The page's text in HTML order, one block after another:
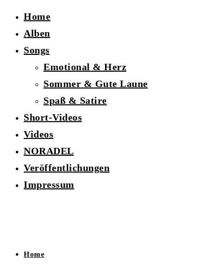
Home
Alben
Songs
Emotional & Herz
Sommer & Gute Laune
Spaß & Satire
Short-Videos
Videos
NORADEL
Veröffentlichungen
Impressum
Home